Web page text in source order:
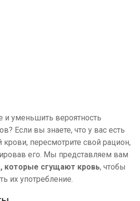
и уменьшить вероятность
Если вы знаете, что у вас есть
крови, пересмотрите свой рацион,
его. Мы представляем вам
которые сгущают кровь, чтобы
их употребление.